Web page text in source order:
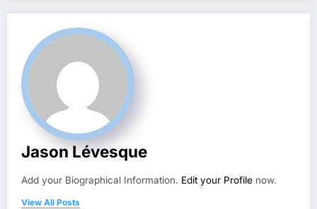
Jason Lévesque
Add your Biographical Information. Edit your Profile now.
View All Posts